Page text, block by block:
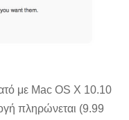
με Mac OS X 10.10
πληρώνεται (9.99